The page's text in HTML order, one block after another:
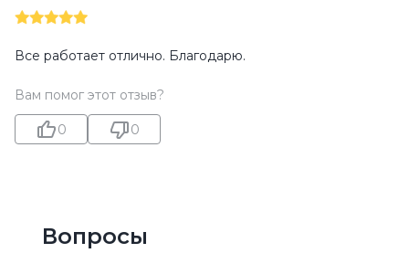
Все работает отлично. Благодарю.
Вам помог этот отзыв?
0 0
Вопросы